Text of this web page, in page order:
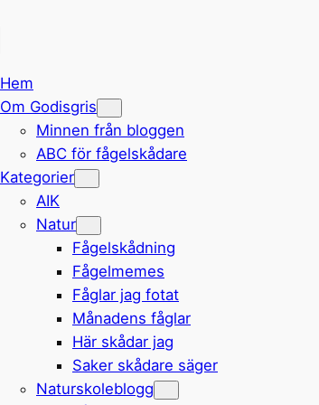
Hem
Om Godisgris
Minnen från bloggen
ABC för fågelskådare
Kategorier
AIK
Natur
Fågelskådning
Fågelmemes
Fåglar jag fotat
Månadens fåglar
Här skådar jag
Saker skådare säger
Naturskoleblogg